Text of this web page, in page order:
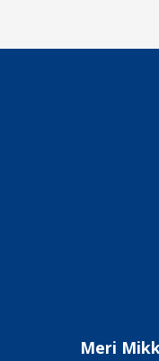
Meri